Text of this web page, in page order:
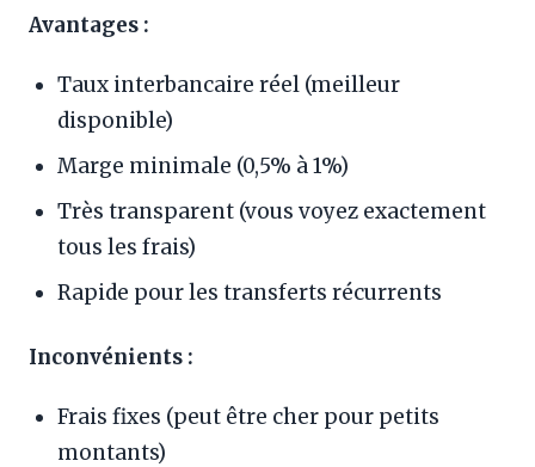
Avantages :
Taux interbancaire réel (meilleur
disponible)
Marge minimale (0,5% à 1%)
Très transparent (vous voyez exactement
tous les frais)
Rapide pour les transferts récurrents
Inconvénients :
Frais fixes (peut être cher pour petits
montants)